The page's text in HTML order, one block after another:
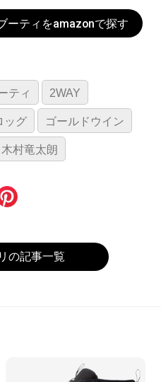
ーティをamazonで探す
ティ 2WAY
ッグ ゴールドウイン
木村竜太朗
の記事一覧